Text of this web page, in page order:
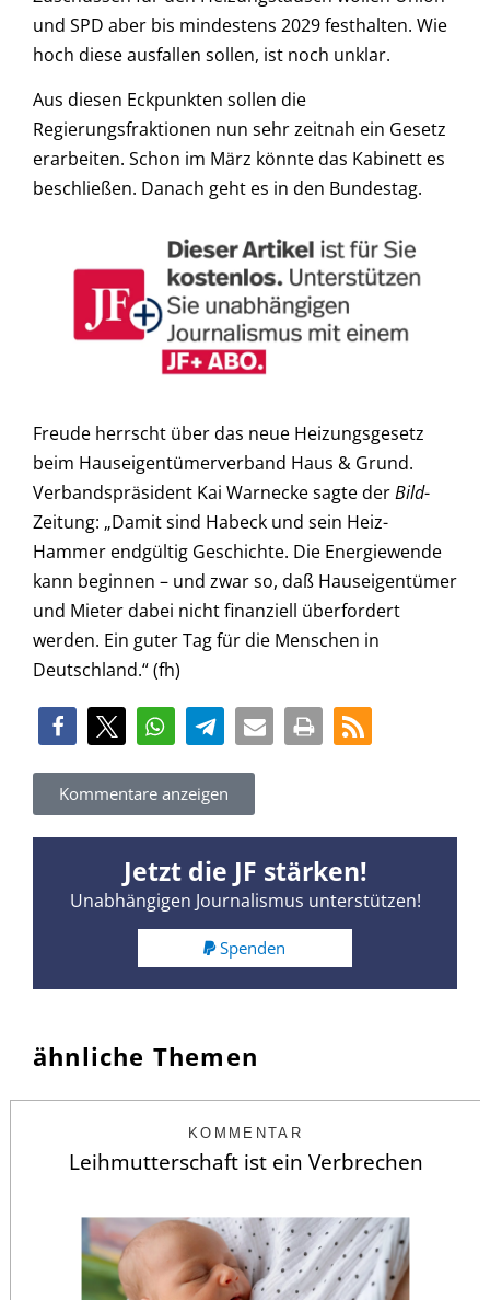
und SPD aber bis mindestens 2029 festhalten. Wie
hoch diese ausfallen sollen, ist noch unklar.
Aus diesen Eckpunkten sollen die
Regierungsfraktionen nun sehr zeitnah ein Gesetz
erarbeiten. Schon im März könnte das Kabinett es
beschließen. Danach geht es in den Bundestag.
Freude herrscht über das neue Heizungsgesetz
beim Hauseigentümerverband Haus & Grund.
Verbandspräsident Kai Warnecke sagte derBild-
Zeitung: „Damit sind Habeck und sein Heiz-
Hammer endgültig Geschichte. Die Energiewende
kann beginnen – und zwar so, daß Hauseigentümer
und Mieter dabei nicht finanziell überfordert
werden. Ein guter Tag für die Menschen in
Deutschland.“ (fh)
Kommentare anzeigen
Jetzt die JF stärken!
Unabhängigen Journalismus unterstützen!
Spenden
ähnliche Themen
KOMMENTAR
Leihmutterschaft ist ein Verbrechen